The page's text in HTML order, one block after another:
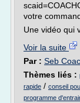
votre
Une vidéo qui
Voir la suite
Par : Seb
Thèmes liés :
rapide / conseil
programme